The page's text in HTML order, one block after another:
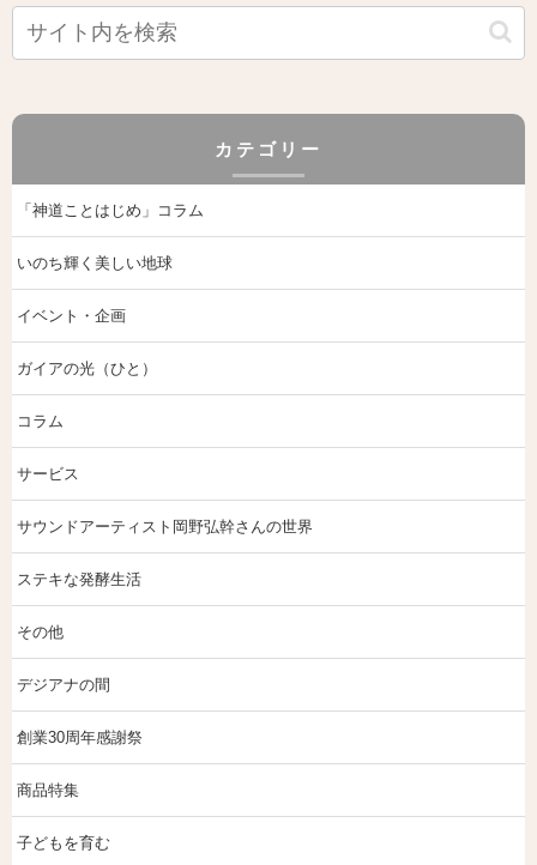
カテゴリー
「神道ことはじめ」コラム
いのち輝く美しい地球
イベント・企画
ガイアの光（ひと）
コラム
サービス
サウンドアーティスト岡野弘幹さんの世界
ステキな発酵生活
その他
デジアナの間
創業30周年感謝祭
商品特集
子どもを育む